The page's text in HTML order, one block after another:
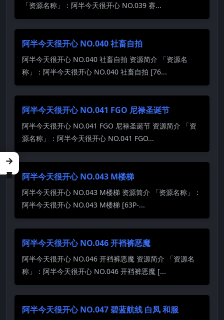
「资源名称」：阿半今天很开心 NO.039 赛...
阿半今天很开心 NO.040 社畜自拍
阿半今天很开心 NO.040 社畜自拍 资源简介 「资源名
称」：阿半今天很开心 NO.040 社畜自拍 [76...
阿半今天很开心 NO.041 FGO 尼禄圣诞节
阿半今天很开心 NO.041 FGO 尼禄圣诞节 资源简介 「资
源名称」：阿半今天很开心 NO.041 FGO...
阿半今天很开心 NO.043 M楼梯
阿半今天很开心 NO.043 M楼梯 资源简介 「资源名称」：
阿半今天很开心 NO.043 M楼梯 [63P-...
阿半今天很开心 NO.046 开裆裤恶魔
阿半今天很开心 NO.046 开裆裤恶魔 资源简介 「资源名
称」：阿半今天很开心 NO.046 开裆裤恶魔 [...
阿半今天很开心 NO.047 碧蓝航线 白凤 和服
→